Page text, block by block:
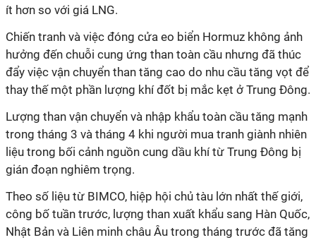
ít hơn so với giá LNG.
Chiến tranh và việc đóng cửa eo biển Hormuz không ảnh
hưởng đến chuỗi cung ứng than toàn cầu nhưng đã thúc
đẩy việc vận chuyển than tăng cao do nhu cầu tăng vọt để
thay thế một phần lượng khí đốt bị mắc kẹt ở Trung Đông.
Lượng than vận chuyển và nhập khẩu toàn cầu tăng mạnh
trong tháng 3 và tháng 4 khi người mua tranh giành nhiên
liệu trong bối cảnh nguồn cung dầu khí từ Trung Đông bị
gián đoạn nghiêm trọng.
Theo số liệu từ BIMCO, hiệp hội chủ tàu lớn nhất thế giới,
công bố tuần trước, lượng than xuất khẩu sang Hàn Quốc,
Nhật Bản và Liên minh châu Âu trong tháng trước đã tăng